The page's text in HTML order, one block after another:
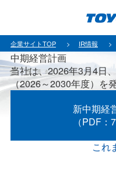
企業サイトTOP IR情報
中期経営計画
当社は、2026年3月4日
（2026～2030年度）を
新中期経
（PDF：
これ